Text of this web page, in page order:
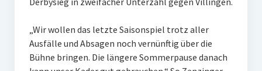
„Wir wollen das letzte Saisonspiel trotz aller
Ausfälle und Absagen noch vernünftig über die
Bühne bringen. Die längere Sommerpause danach